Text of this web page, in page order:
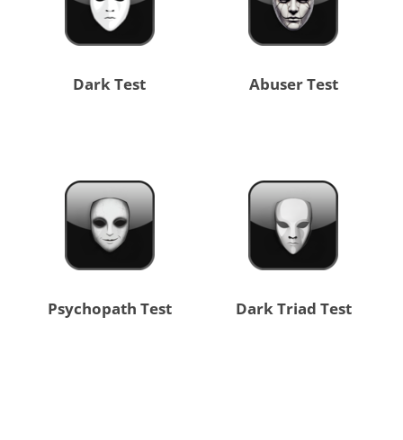
Dark Test Abuser Test
Psychopath Test Dark Triad Test